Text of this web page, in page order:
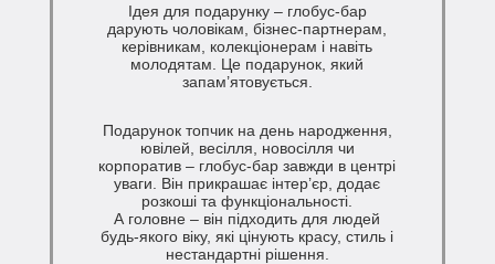
Ідея для подарунку – глобус-бар
дарують чоловікам, бізнес-партнерам,
керівникам, колекціонерам і навіть
молодятам. Це подарунок, який
запам’ятовується.
Подарунок топчик на день народження,
ювілей, весілля, новосілля чи
корпоратив – глобус-бар завжди в центрі
уваги. Він прикрашає інтер’єр, додає
розкоші та функціональності.
А головне – він підходить для людей
будь-якого віку, які цінують красу, стиль і
нестандартні рішення.